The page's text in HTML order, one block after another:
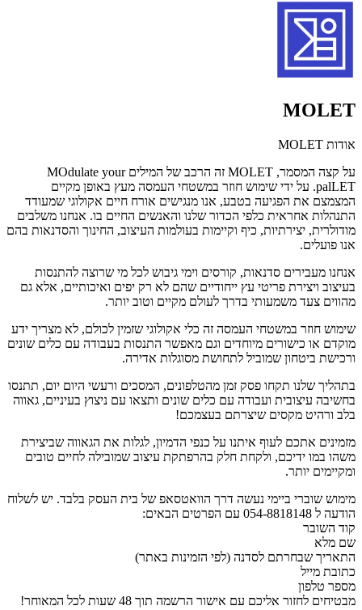
MOLET
אודות MOLET
על קצה המסמר, MOLET זה הרכב של המילים MOdulate your
palLET. על ידי שימוש חוזר במשטחי העמסה מעץ באופן מקיים
המצמצם את הפגיעה בטבע, אנו מנגישים אורח חיים אקולוגי שמעודד
התנהלות אחראית כלפי הכדור שלנו והאנשים החיים בו. אנחנו משלבים
מודולרית, יצירתיות, כיף וקיימות בעולמות העיצוב, החינוך והסדנאות בהם
אנו פועלים.
אנחנו מעבירים סדנאות, קורסים וימי גיבוש לכל מי שרוצה להתנסות
בעיצוב ויצירת פריטי עץ ייחודיים שהם לא רק יפים ואיכותיים, אלא גם
מהווים צעד משמעותי בדרך לעולם מקיים וטוב יותר.
שימוש חוזר במשטחי העמסה זה כלי אקולוגי שזמין לכולם, לא מצריך ידע
מוקדם או כישורים מיוחדים וגם מאפשר התנסות בעבודה עם כלים שונים
ורכישת ביטחון שמוביל לתחושת מסוגלות אדירה.
בתהליך שלנו תקחו פסק זמן מהטלפונים, המסכים ורעשי היום יום, תתנסו
בחשיבה עיצובית ועבודה עם כלים שונים ותצאו עם ניצוץ בעיניים, גאווה
בלב ורהיט מקסים שיצרתם בעצמכם!
מזמינים אתכם לעוף איתנו על כנפי הדמיון, לגלות את הגאווה שביצירת
משהו במו ידיכם, ולקחת חלק בהרפתקת עיצוב שמובילה לחיים טובים
ומקיימים יותר.
מימוש שוברי ביימי נעשה דרך הוואטסאפ של בית העסק בלבד. יש לשלוח
הודעה ל 054-8818148 עם הפרטים הבאים:
קוד השובר
שם מלא
התאריך שבחרתם לסדנה (לפי הזמינות באתר)
כתובת מייל
מספר טלפון
מבטיחים לחזור אליכם עם אישור הרשמה תוך 48 שעות לכל המאוחר!